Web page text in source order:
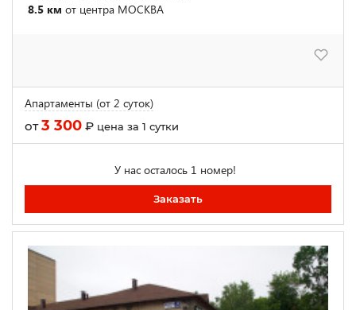
8.5 км от центра МОСКВА
Апартаменты (от 2 суток)
от3 300 ₽ цена за 1 сутки
У нас осталось 1 номер!
Заказать